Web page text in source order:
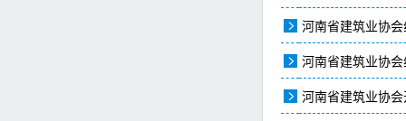
河南省建筑业协
河南省建筑业协
河南省建筑业协